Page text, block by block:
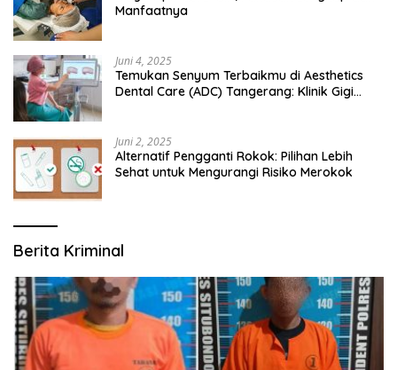
Manfaatnya
Juni 4, 2025
Temukan Senyum Terbaikmu di Aesthetics
Dental Care (ADC) Tangerang: Klinik Gigi
Juni 2, 2025
Alternatif Pengganti Rokok: Pilihan Lebih
Sehat untuk Mengurangi Risiko Merokok
Berita Kriminal